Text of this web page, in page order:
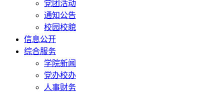
党团活动
通知公告
校园校貌
信息公开
综合服务
学院新闻
党办校办
人事财务